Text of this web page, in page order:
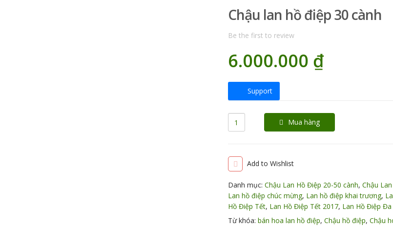
Chậu lan hồ điệp 30 cành
Be the first to review
6.000.000 ₫
Support
Mua hàng
Add to Wishlist
Danh mục: Chậu Lan Hồ Điệp 20-50 cành, Chậu
Lan hồ điệp chúc mừng, Lan hồ điệp khai trương,
Hồ Điệp Tết, Lan Hồ Điệp Tết 2017, Lan Hồ Điệp Đa
Từ khóa: bán hoa lan hồ điệp, Chậu hồ điệp, Chậu